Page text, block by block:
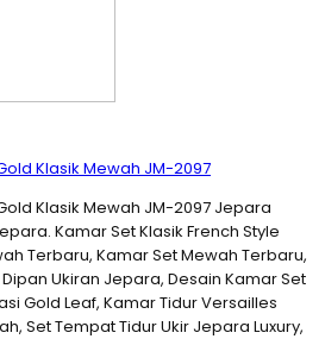
Klasik Mewah JM-2097
Klasik Mewah JM-2097 Jepara
Kamar Set Klasik French Style
Terbaru, Kamar Set Mewah Terbaru,
Ukiran Jepara, Desain Kamar Set
Gold Leaf, Kamar Tidur Versailles
Set Tempat Tidur Ukir Jepara Luxury,